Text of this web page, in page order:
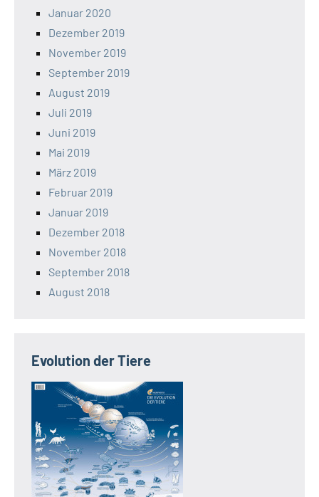
Januar 2020
Dezember 2019
November 2019
September 2019
August 2019
Juli 2019
Juni 2019
Mai 2019
März 2019
Februar 2019
Januar 2019
Dezember 2018
November 2018
September 2018
August 2018
Evolution der Tiere